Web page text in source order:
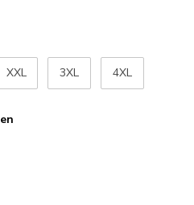
XXL 3XL 4XL